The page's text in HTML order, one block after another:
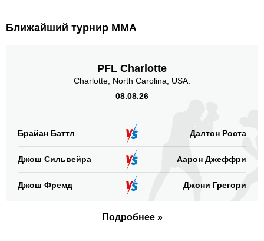
Ближайший турнир ММА
PFL Charlotte
Charlotte, North Carolina, USA.
08.08.26
Брайан Баттл Далтон Роста
Джош Сильвейра Аарон Джеффри
Джош Фремд Джони Грегори
Подробнее »